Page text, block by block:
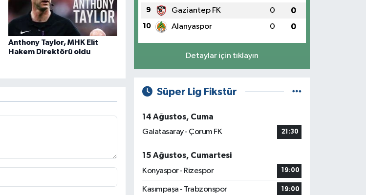
Anthony Taylor, MHK Elit
Hakem Direktörü oldu
9 Gaziantep FK 0 0
10 Alanyaspor 0 0
Detaylar için tıklayın
Süper Lig Fikstür
14 Ağustos, Cuma
Galatasaray - Çorum FK
21:30
15 Ağustos, Cumartesi
Konyaspor - Rizespor
19:00
Kasımpaşa - Trabzonspor 19:00